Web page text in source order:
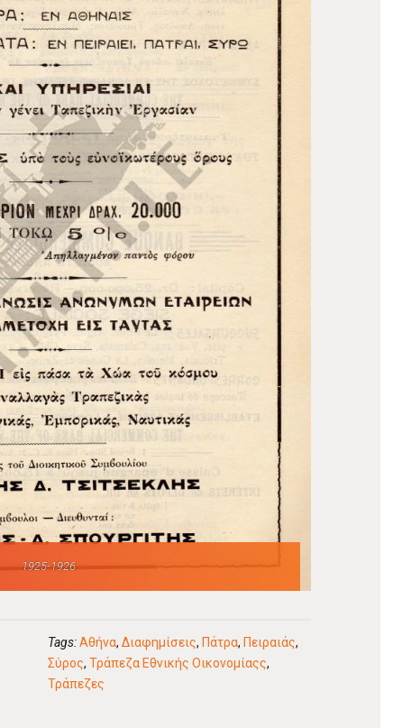
1925-1926
Tags:Αθήνα, Διαφημίσεις, Πάτρα, Πειραιάς,
Σύρος, Τράπεζα Εθνικής Οικονομίαςς,
Τράπεζες